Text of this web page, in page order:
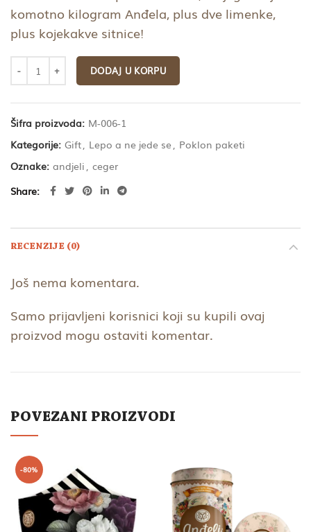
komotno kilogram Anđela, plus dve limenke,
plus kojekakve sitnice!
DODAJ U KORPU
Šifra proizvoda: M-006-1
Kategorije: Gift Lepo a ne jede se Poklon paketi
Oznake: andjeli ceger
Share
RECENZIJE (0)
Još nema komentara.
Samo prijavljeni korisnici koji su kupili ovaj
proizvod mogu ostaviti komentar.
POVEZANI PROIZVODI
-80%